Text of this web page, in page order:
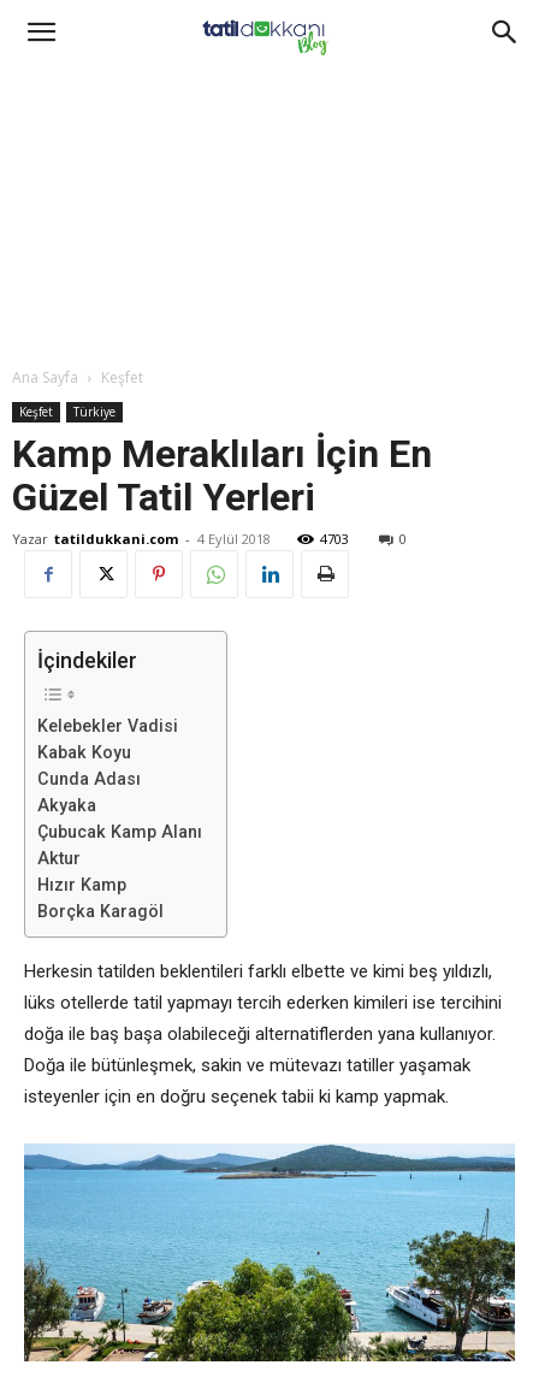
Ana Sayfa Keşfet
Keşfet Türkiye
Kamp Meraklıları İçin En
Güzel Tatil Yerleri
Yazar tatildukkani.com - 4 Eylül 2018 4703 0
İçindekiler
Kelebekler Vadisi
Kabak Koyu
Cunda Adası
Akyaka
Çubucak Kamp Alanı
Aktur
Hızır Kamp
Borçka Karagöl
Herkesin tatilden beklentileri farklı elbette ve kimi beş yıldızlı,
lüks otellerde tatil yapmayı tercih ederken kimileri ise tercihini
doğa ile baş başa olabileceği alternatiflerden yana kullanıyor.
Doğa ile bütünleşmek, sakin ve mütevazı tatiller yaşamak
isteyenler için en doğru seçenek tabii ki kamp yapmak.